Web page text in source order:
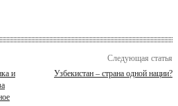
и
Следующая статья
Узбекистан – страна одной нации?